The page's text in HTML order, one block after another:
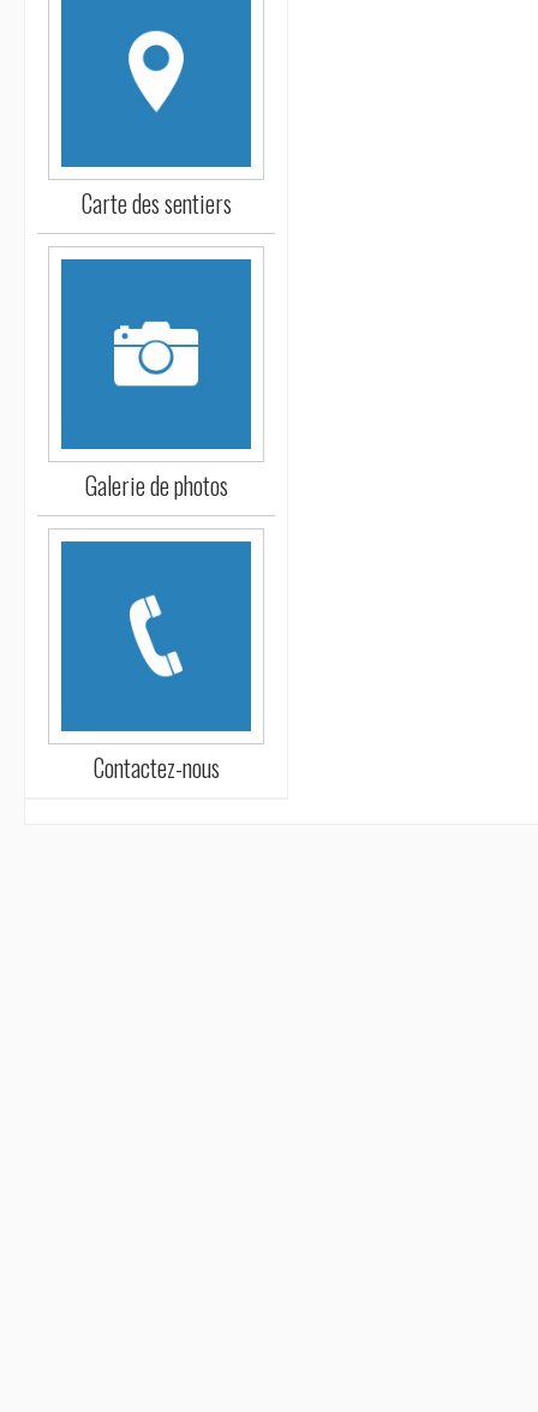
Carte des sentiers
Galerie de photos
Contactez-nous